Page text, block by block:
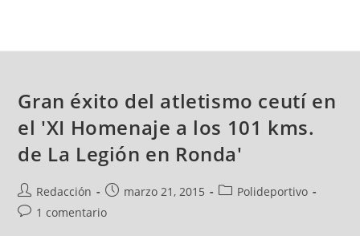
Gran éxito del atletismo ceutí en
el 'XI Homenaje a los 101 kms.
de La Legión en Ronda'
Redacción marzo 21, 2015
Polideportivo
1 comentario